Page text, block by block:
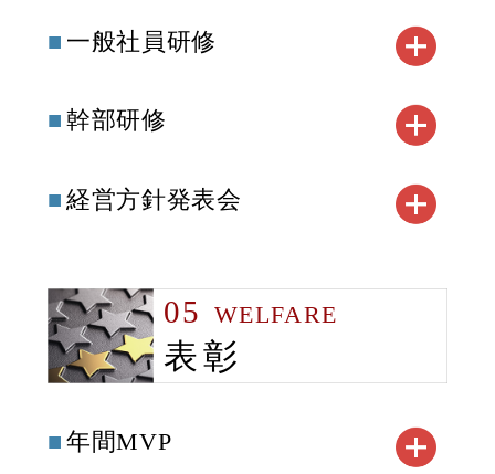
一般社員研修
幹部研修
経営方針発表会
05 WELFARE
表彰
年間MVP